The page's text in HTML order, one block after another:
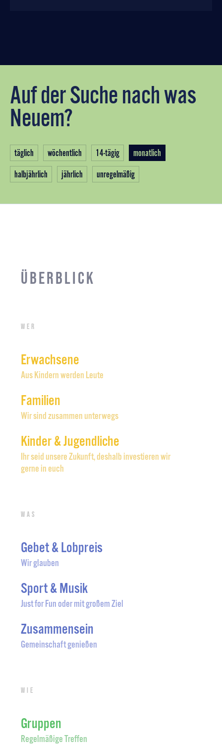
Auf der Suche nach was
Neuem?
täglich wöchentlich 14-tägig
monatlich
halbjährlich
jährlich unregelmäßig
Überblick
Wer
Erwachsene
Aus Kindern werden Leute
Familien
Wir sind zusammen unterwegs
Kinder & Jugendliche
Ihr seid unsere Zukunft, deshalb investieren wir
gerne in euch
Was
Gebet & Lobpreis
Wir glauben
Sport & Musik
Just for Fun oder mit großem Ziel
Zusammensein
Gemeinschaft genießen
Wie
Gruppen
Regelmäßige Treffen